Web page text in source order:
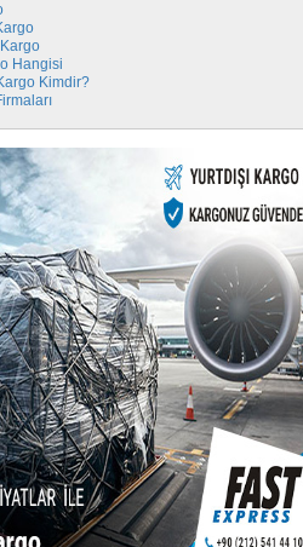
Hangisi
Kimdir?